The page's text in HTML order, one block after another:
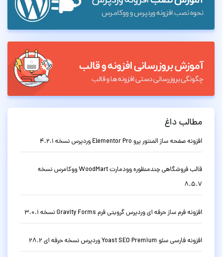
مطالب داغ
افزونه صفحه ساز المنتور پرو Elementor Pro وردپرس نسخه 4.2.1
قالب فروشگاهی چندمنظوره وودمارت WoodMart ووکامرس نسخه
8.5.7
افزونه فرم ساز حرفه ای وردپرس گرویتی فرم Gravity Forms نسخه 3.0.1
افزونه فارسی سئو Yoast SEO Premium وردپرس نسخه حرفه ای 28.2